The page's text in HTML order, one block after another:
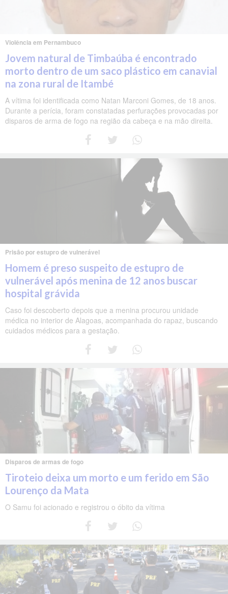
Violência em Pernambuco
Jovem natural de Timbaúba é encontrado
morto dentro de um saco plástico em canavial
na zona rural de Itambé
A vítima foi identificada como Natan Marconi Gomes, de 18 anos.
Durante a perícia, foram constatadas perfurações provocadas por
disparos de arma de fogo na região da cabeça e na mão direita.
Prisão por estupro de vulnerável
Homem é preso suspeito de estupro de
vulnerável após menina de 12 anos buscar
hospital grávida
Caso foi descoberto depois que a menina procurou unidade
médica no interior de Alagoas, acompanhada do rapaz, buscando
cuidados médicos para a gestação.
Disparos de armas de fogo
Tiroteio deixa um morto e um ferido em São
Lourenço da Mata
O Samu foi acionado e registrou o óbito da vítima